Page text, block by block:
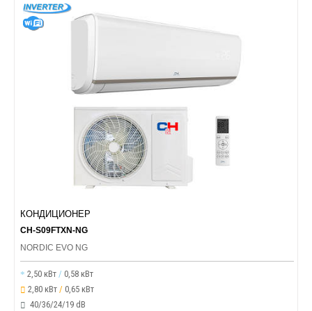
КОНДИЦИОНЕР
CH-S09FTXN-NG
NORDIC EVO NG
2,50 кВт / 0,58 кВт
2,80 кВт / 0,65 кВт
40/36/24/19 dB